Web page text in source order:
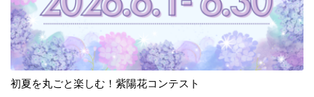
初夏を丸ごと楽しむ！紫陽花コンテスト